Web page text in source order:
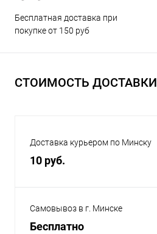
Бесплатная доставка при
покупке от 150 руб
СТОИМОСТЬ ДОСТАВКИ
Доставка курьером по Минску
10 руб.
Самовывоз в г. Минске
Бесплатно